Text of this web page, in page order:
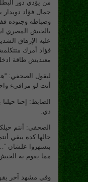
من يؤدي دور
جمال فؤاد
وضباطه وجنوده
بالجيش المصري
عليه الإرهاق
فؤاد أمرك
معنديش طاقة
ليقول الصحفي:
أنت لو مرافيء
الضابط: إحنا
دي.
الصحفي: أنتم
حالها كده يبقي
بتسهروا علشان
مما يقوم به
وفي مشهد آخر